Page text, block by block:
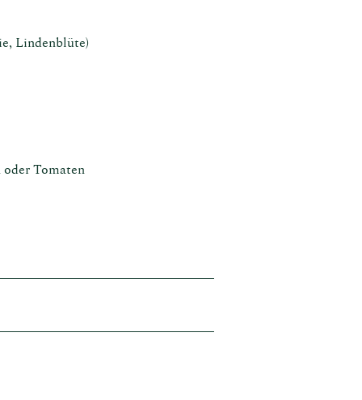
Lindenblüte)
oder Tomaten
Kalkboden